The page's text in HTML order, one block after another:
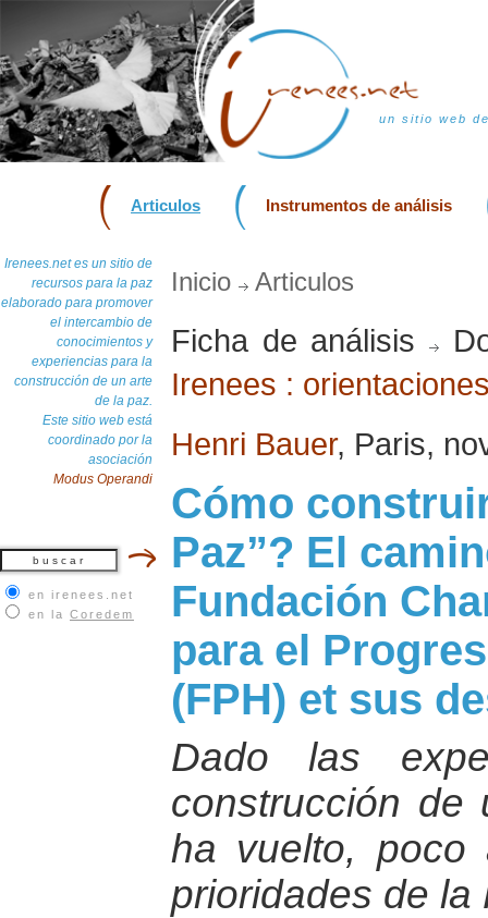
un sitio web
Articulos Instrumentos de análisis
Irenees.net es un sitio de
recursos para la paz
elaborado para promover
el intercambio de
conocimientos y
experiencias para la
construcción de un arte
de la paz.
Este sitio web está
coordinado por la
asociación
Modus Operandi
en irenees.net
en la Coredem
Inicio Articulos
Ficha de análisis
Irenees :
Henri Bauer, Paris,
Cómo
Paz”? El
Fundación
para el
(FPH) et sus
Dado las
construcción
ha vuelto,
prioridades de la